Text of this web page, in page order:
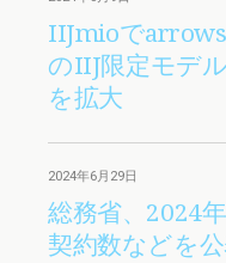
IIJmioで
のIIJ限定モデ
を拡大
2024年6月29日
総務省、2024
契約数などを